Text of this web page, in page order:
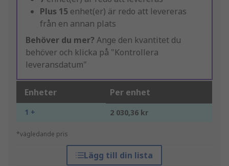
Plus 15 enhet(er) är redo att levereras
från en annan plats
Behöver du mer? Ange den kvantitet du
behöver och klicka på "Kontrollera
leveransdatum"
Enheter Per enhet
1 + 2 030,36 kr
*vägledande pris
Lägg till din lista